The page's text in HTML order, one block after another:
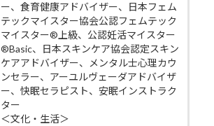
ー、食育健康アドバイザー、日本フェム
テックマイスター協会公認フェムテック
マイスター®上級、公認妊活マイスター
®Basic、日本スキンケア協会認定スキン
ケアアドバイザー、メンタル士心理カウ
ンセラー、アーユルヴェーダアドバイザ
ー、快眠セラピスト、安眠インストラク
ター
＜文化・生活＞